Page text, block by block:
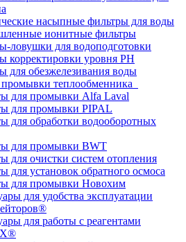
насыпные фильтры для воды
ионитные фильтры
ловушки для водоподготовки
корректировки уровня PH
для обезжелезивания воды
промывки теплообменника
для промывки Alfa Laval
для промывки PIPAL
для обработки водооборотных
для промывки BWT
для очистки систем отопления
для установок обратного осмоса
для промывки Новохим
для удобства эксплуатации
для работы с реагентами